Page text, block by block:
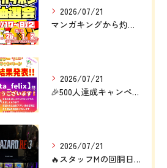
2026/07/21
マンガキングから灼熱の定例大イベント❗❗🎉
2026/07/21
🎉500人達成キャンペーン結果発表🎉
2026/07/21
🔥スタッフMの回胴日記🔥